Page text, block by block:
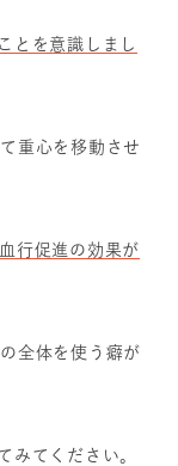
とを意識しまし
重心を移動させ
行促進の効果が
全体を使う癖が
みてください。